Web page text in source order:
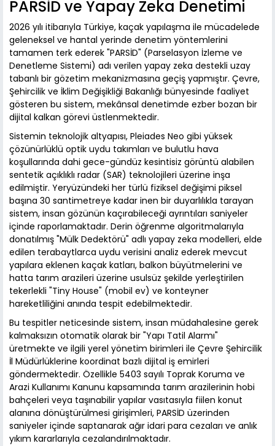
PARSİD ve Yapay Zeka Denetimi
2026 yılı itibarıyla Türkiye, kaçak yapılaşma ile mücadelede
geleneksel ve hantal yerinde denetim yöntemlerini
tamamen terk ederek "PARSİD" (Parselasyon İzleme ve
Denetleme Sistemi) adı verilen yapay zeka destekli uzay
tabanlı bir gözetim mekanizmasına geçiş yapmıştır. Çevre,
Şehircilik ve İklim Değişikliği Bakanlığı bünyesinde faaliyet
gösteren bu sistem, mekânsal denetimde ezber bozan bir
dijital kalkan görevi üstlenmektedir.
Sistemin teknolojik altyapısı, Pleiades Neo gibi yüksek
çözünürlüklü optik uydu takımları ve bulutlu hava
koşullarında dahi gece-gündüz kesintisiz görüntü alabilen
sentetik açıklıklı radar (SAR) teknolojileri üzerine inşa
edilmiştir. Yeryüzündeki her türlü fiziksel değişimi piksel
başına 30 santimetreye kadar inen bir duyarlılıkla tarayan
sistem, insan gözünün kaçırabileceği ayrıntıları saniyeler
içinde raporlamaktadır. Derin öğrenme algoritmalarıyla
donatılmış "Mülk Dedektörü" adlı yapay zeka modelleri, elde
edilen terabaytlarca uydu verisini analiz ederek mevcut
yapılara eklenen kaçak katları, balkon büyütmelerini ve
hatta tarım arazileri üzerine usulsüz şekilde yerleştirilen
tekerlekli "Tiny House" (mobil ev) ve konteyner
hareketliliğini anında tespit edebilmektedir.
Bu tespitler neticesinde sistem, insan müdahalesine gerek
kalmaksızın otomatik olarak bir "Yapı Tatil Alarmı"
üretmekte ve ilgili yerel yönetim birimleri ile Çevre Şehircilik
İl Müdürlüklerine koordinat bazlı dijital iş emirleri
göndermektedir. Özellikle 5403 sayılı Toprak Koruma ve
Arazi Kullanımı Kanunu kapsamında tarım arazilerinin hobi
bahçeleri veya taşınabilir yapılar vasıtasıyla fiilen konut
alanına dönüştürülmesi girişimleri, PARSİD üzerinden
saniyeler içinde saptanarak ağır idari para cezaları ve anlık
yıkım kararlarıyla cezalandırılmaktadır.